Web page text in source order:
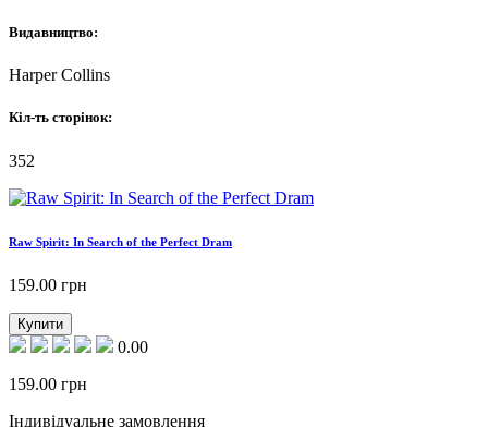
Видавництво:
Harper Collins
Кіл-ть сторінок:
352
Raw Spirit: In Search of the Perfect Dram
159.00 грн
Купити
0.00
159.00 грн
Індивідуальне замовлення